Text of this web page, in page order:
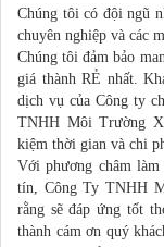
Chúng tôi có đội ngũ
chuyên nghiệp và các
Chúng tôi đảm bảo
giá thành RẺ nhất.
dịch vụ của Công ty
TNHH Môi Trường
kiệm thời gian và chi
Với phương châm
tín, Công Ty TNHH
rằng sẽ đáp ứng tốt
thành cám ơn quý